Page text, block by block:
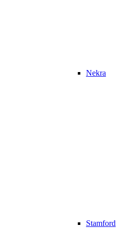
Nekra
Stamford